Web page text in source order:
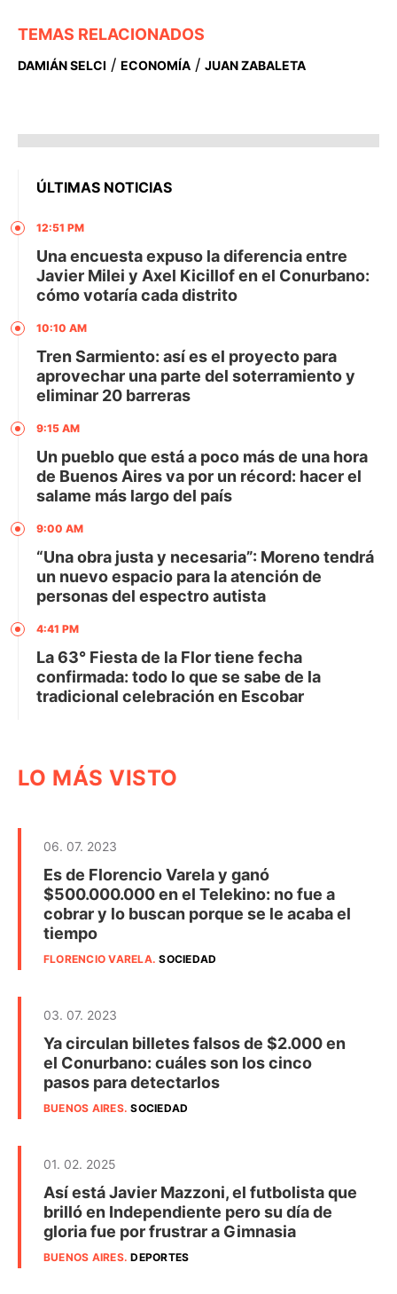
TEMAS RELACIONADOS
DAMIÁN SELCI / ECONOMÍA / JUAN ZABALETA
ÚLTIMAS NOTICIAS
12:51 PM
Una encuesta expuso la diferencia entre
Javier Milei y Axel Kicillof en el Conurbano:
cómo votaría cada distrito
10:10 AM
Tren Sarmiento: así es el proyecto para
aprovechar una parte del soterramiento y
eliminar 20 barreras
9:15 AM
Un pueblo que está a poco más de una hora
de Buenos Aires va por un récord: hacer el
salame más largo del país
9:00 AM
“Una obra justa y necesaria”: Moreno tendrá
un nuevo espacio para la atención de
personas del espectro autista
4:41 PM
La 63° Fiesta de la Flor tiene fecha
confirmada: todo lo que se sabe de la
tradicional celebración en Escobar
LO MÁS VISTO
06. 07. 2023
Es de Florencio Varela y ganó
$500.000.000 en el Telekino: no fue a
cobrar y lo buscan porque se le acaba el
tiempo
FLORENCIO VARELA.SOCIEDAD
03. 07. 2023
Ya circulan billetes falsos de $2.000 en
el Conurbano: cuáles son los cinco
pasos para detectarlos
BUENOS AIRES.SOCIEDAD
01. 02. 2025
Así está Javier Mazzoni, el futbolista que
brilló en Independiente pero su día de
gloria fue por frustrar a Gimnasia
BUENOS AIRES.DEPORTES